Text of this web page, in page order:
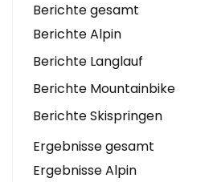
Berichte gesamt
Berichte Alpin
Berichte Langlauf
Berichte Mountainbike
Berichte Skispringen
Ergebnisse gesamt
Ergebnisse Alpin